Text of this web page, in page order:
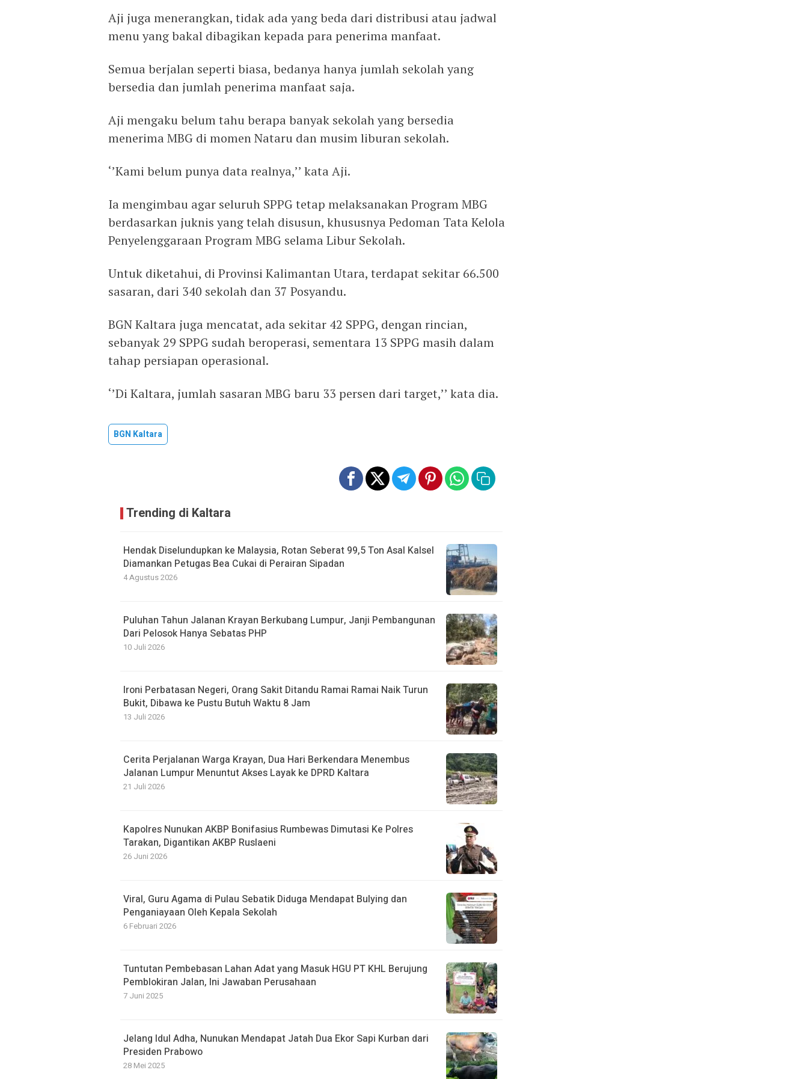
Aji juga menerangkan, tidak ada yang beda dari distribusi atau jadwal
menu yang bakal dibagikan kepada para penerima manfaat.
Semua berjalan seperti biasa, bedanya hanya jumlah sekolah yang
bersedia dan jumlah penerima manfaat saja.
Aji mengaku belum tahu berapa banyak sekolah yang bersedia
menerima MBG di momen Nataru dan musim liburan sekolah.
‘’Kami belum punya data realnya,’’ kata Aji.
Ia mengimbau agar seluruh SPPG tetap melaksanakan Program MBG
berdasarkan juknis yang telah disusun, khususnya Pedoman Tata Kelola
Penyelenggaraan Program MBG selama Libur Sekolah.
Untuk diketahui, di Provinsi Kalimantan Utara, terdapat sekitar 66.500
sasaran, dari 340 sekolah dan 37 Posyandu.
BGN Kaltara juga mencatat, ada sekitar 42 SPPG, dengan rincian,
sebanyak 29 SPPG sudah beroperasi, sementara 13 SPPG masih dalam
tahap persiapan operasional.
‘’Di Kaltara, jumlah sasaran MBG baru 33 persen dari target,’’ kata dia.
BGN Kaltara
Trending di Kaltara
Hendak Diselundupkan ke Malaysia, Rotan Seberat 99,5 Ton Asal Kalsel
Diamankan Petugas Bea Cukai di Perairan Sipadan
4 Agustus 2026
Puluhan Tahun Jalanan Krayan Berkubang Lumpur, Janji Pembangunan
Dari Pelosok Hanya Sebatas PHP
10 Juli 2026
Ironi Perbatasan Negeri, Orang Sakit Ditandu Ramai Ramai Naik Turun
Bukit, Dibawa ke Pustu Butuh Waktu 8 Jam
13 Juli 2026
Cerita Perjalanan Warga Krayan, Dua Hari Berkendara Menembus
Jalanan Lumpur Menuntut Akses Layak ke DPRD Kaltara
21 Juli 2026
Kapolres Nunukan AKBP Bonifasius Rumbewas Dimutasi Ke Polres
Tarakan, Digantikan AKBP Ruslaeni
26 Juni 2026
Viral, Guru Agama di Pulau Sebatik Diduga Mendapat Bulying dan
Penganiayaan Oleh Kepala Sekolah
6 Februari 2026
Tuntutan Pembebasan Lahan Adat yang Masuk HGU PT KHL Berujung
Pemblokiran Jalan, Ini Jawaban Perusahaan
7 Juni 2025
Jelang Idul Adha, Nunukan Mendapat Jatah Dua Ekor Sapi Kurban dari
Presiden Prabowo
28 Mei 2025